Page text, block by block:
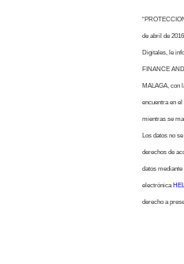
de abril de
Digitales, le
FINANCE
MALAGA, con
encuentra en
mientras se
Los datos no
derechos de
datos
electrónica
derecho a